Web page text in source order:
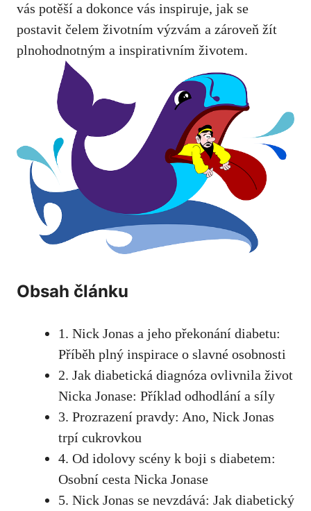
⁣vás potěší‍ a dokonce vás inspiruje, jak ‍se
postavit ‌čelem životním výzvám ⁣a zároveň‌ žít
plnohodnotným a inspirativním⁤ životem.
Obsah⁢ článku
1. Nick Jonas a⁢ jeho překonání diabetu:
Příběh ⁤plný inspirace o ⁣slavné osobnosti
2.‍ Jak⁤ diabetická diagnóza ovlivnila život
​Nicka Jonase: Příklad ​odhodlání a síly
3. Prozrazení⁣ pravdy: ‍Ano, Nick​ Jonas
trpí cukrovkou ⁢
4. Od ⁢idolovy ⁣scény k boji ‍s diabetem:
Osobní‌ cesta Nicka‌ Jonase
5. Nick Jonas se‍ nevzdává: Jak diabetický